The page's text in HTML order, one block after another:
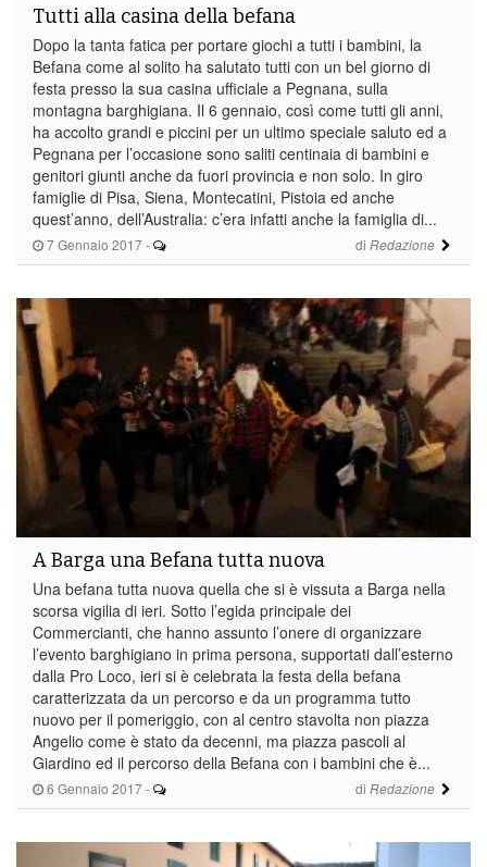
7 Gennaio 2017 - di Redazione
Tutti alla casina della befana
Dopo la tanta fatica per portare giochi a tutti i bambini, la
Befana come al solito ha salutato tutti con un bel giorno di
festa presso la sua casina ufficiale a Pegnana, sulla
montagna barghigiana. Il 6 gennaio, così come tutti gli anni,
ha accolto grandi e piccini per un ultimo speciale saluto ed a
Pegnana per l’occasione sono saliti centinaia di bambini e
genitori giunti anche da fuori provincia e non solo. In giro
famiglie di Pisa, Siena, Montecatini, Pistoia ed anche
quest’anno, dell’Australia: c’era infatti anche la famiglia di...
6 Gennaio 2017 - di Redazione
A Barga una Befana tutta nuova
Una befana tutta nuova quella che si è vissuta a Barga nella
scorsa vigilia di ieri. Sotto l’egida principale dei
Commercianti, che hanno assunto l’onere di organizzare
l’evento barghigiano in prima persona, supportati dall’esterno
dalla Pro Loco, ieri si è celebrata la festa della befana
caratterizzata da un percorso e da un programma tutto
nuovo per il pomeriggio, con al centro stavolta non piazza
Angelio come è stato da decenni, ma piazza pascoli al
Giardino ed il percorso della Befana con i bambini che è...